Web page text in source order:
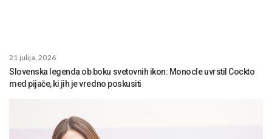
21 julija, 2026
Slovenska legenda ob boku svetovnih ikon: Monocle uvrstil Cockto
med pijače, ki jih je vredno poskusiti